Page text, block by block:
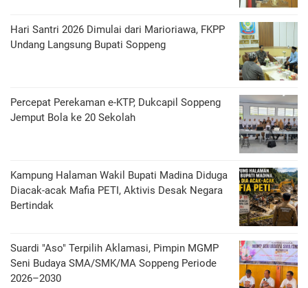
Hari Santri 2026 Dimulai dari Marioriawa, FKPP
Undang Langsung Bupati Soppeng
Percepat Perekaman e-KTP, Dukcapil Soppeng
Jemput Bola ke 20 Sekolah
Kampung Halaman Wakil Bupati Madina Diduga
Diacak-acak Mafia PETI, Aktivis Desak Negara
Bertindak
Suardi "Aso" Terpilih Aklamasi, Pimpin MGMP
Seni Budaya SMA/SMK/MA Soppeng Periode
2026–2030